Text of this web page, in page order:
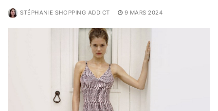
STÉPHANIE SHOPPING ADDICT 9 MARS 2024